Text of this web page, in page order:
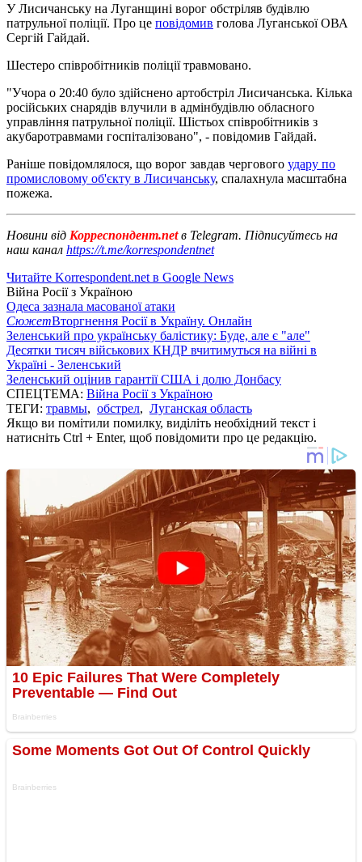
У Лисичанську на Луганщині ворог обстріляв будівлю
патрульної поліції. Про це повідомив голова Луганської ОВА
Сергій Гайдай.
Шестеро співробітників поліції травмовано.
"Учора о 20:40 було здійснено артобстріл Лисичанська. Кілька
російських снарядів влучили в адмінбудівлю обласного
управління патрульної поліції. Шістьох співробітників з
акубаротравмами госпіталізовано", - повідомив Гайдай.
Раніше повідомлялося, що ворог завдав чергового удару по
промисловому об'єкту в Лисичанську, спалахнула масштабна
пожежа.
Новини від Корреспондент.netв Telegram. Підписуйтесь на
наш канал https://t.me/korrespondentnet
Читайте Korrespondent.net в Google News
Війна Росії з Україною
Одеса зазнала масованої атаки
СюжетВторгнення Росії в Україну. Онлайн
Зеленський про українську балістику: Буде, але є "але"
Десятки тисяч військових КНДР вчитимуться на війні в
Україні - Зеленський
Зеленський оцінив гарантії США і долю Донбасу
СПЕЦТЕМА: Війна Росії з Україною
ТЕГИ: травмы, обстрел, Луганская область
Якщо ви помітили помилку, виділіть необхідний текст і
натисніть Ctrl + Enter, щоб повідомити про це редакцію.